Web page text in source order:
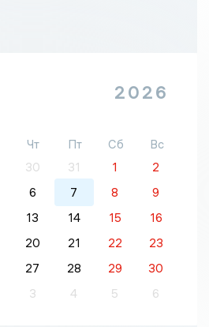
2026
Чт Пт Сб
Вс
30 31 1
2
6 7 8
9
13 14 15
16
20 21 22
23
27 28 29
30
3 4 5 6